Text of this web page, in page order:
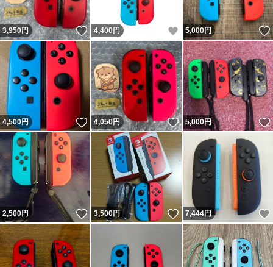
3,950円 いいね！
4,400 円 いいね！
5,000円
4,500円 いいね！
4,050円 いいね！
5,000円
2,500円 いいね！
3,500円 いいね！
7,444円